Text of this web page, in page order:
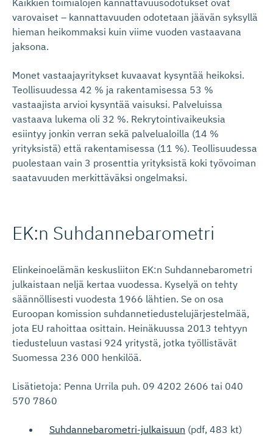
Kaikkien toimialojen kannattavuusodotukset ovat
varovaiset – kannattavuuden odotetaan jäävän syksyllä
hieman heikommaksi kuin viime vuoden vastaavana
jaksona.
Monet vastaajayritykset kuvaavat kysyntää heikoksi.
Teollisuudessa 42 % ja rakentamisessa 53 %
vastaajista arvioi kysyntää vaisuksi. Palveluissa
vastaava lukema oli 32 %. Rekrytointivaikeuksia
esiintyy jonkin verran sekä palvelualoilla (14 %
yrityksistä) että rakentamisessa (11 %). Teollisuudessa
puolestaan vain 3 prosenttia yrityksistä koki työvoiman
saatavuuden merkittäväksi ongelmaksi.
EK:n Suhdanneba­rometri
Elinkeinoelämän keskusliiton EK:n Suhdannebarometri
julkaistaan neljä kertaa vuodessa. Kyselyä on tehty
säännöllisesti vuodesta 1966 lähtien. Se on osa
Euroopan komission suhdannetiedustelujärjestelmää,
jota EU rahoittaa osittain. Heinäkuussa 2013 tehtyyn
tiedusteluun vastasi 924 yritystä, jotka työllistävät
Suomessa 236 000 henkilöä.
Lisätietoja: Penna Urrila puh. 09 4202 2606 tai 040
570 7860
Suhdannebarometri-julkaisuun (pdf, 483 kt)